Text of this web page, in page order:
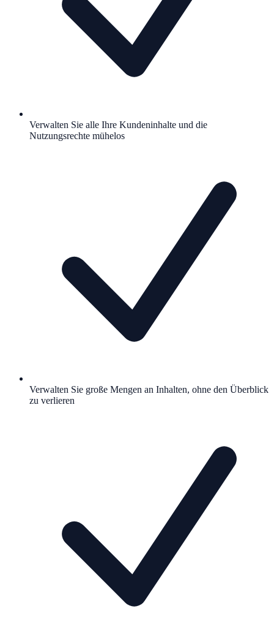
Verwalten Sie alle Ihre Kundeninhalte und die
Nutzungsrechte mühelos
Verwalten Sie große Mengen an Inhalten, ohne den Überblick
zu verlieren